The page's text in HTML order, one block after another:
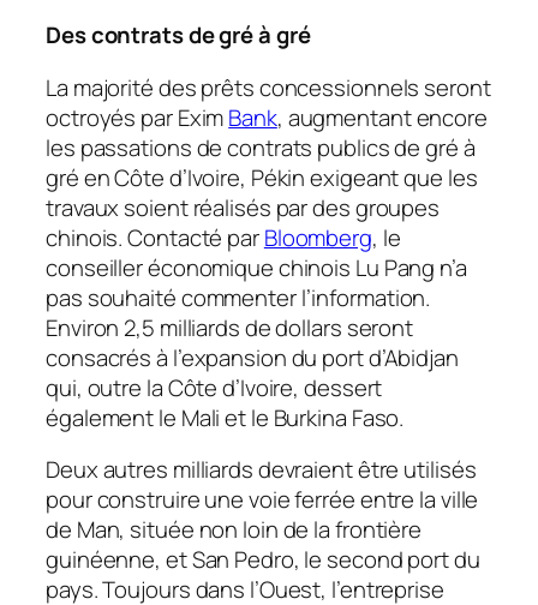
Des contrats de gré à gré
La majorité des prêts concessionnels seront
octroyés par EximBank, augmentant encore
les passations de contrats publics de gré à
gré en Côte d’Ivoire, Pékin exigeant que les
travaux soient réalisés par des groupes
chinois. Contacté parBloomberg, le
conseiller économique chinois Lu Pang n’a
pas souhaité commenter l’information.
Environ 2,5 milliards de dollars seront
consacrés à l’expansion du port d’Abidjan
qui, outre la Côte d’Ivoire, dessert
également le Mali et le Burkina Faso.
Deux autres milliards devraient être utilisés
pour construire une voie ferrée entre la ville
de Man, située non loin de la frontière
guinéenne, et San Pedro, le second port du
pays. Toujours dans l’Ouest, l’entreprise